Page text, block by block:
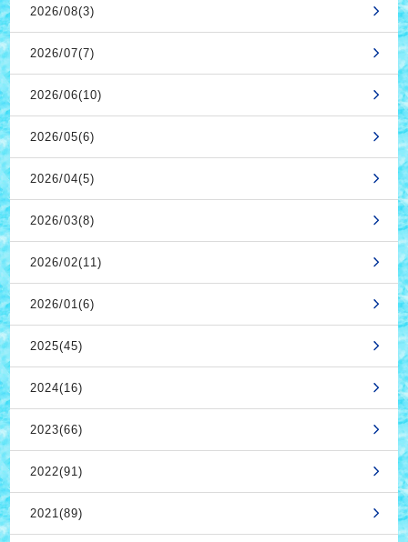
2026/08(3)
2026/07(7)
2026/06(10)
2026/05(6)
2026/04(5)
2026/03(8)
2026/02(11)
2026/01(6)
2025(45)
2024(16)
2023(66)
2022(91)
2021(89)